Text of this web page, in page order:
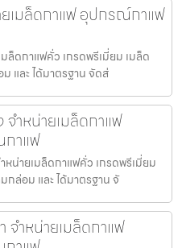
ยเมล็ดกาแฟ อุปกรณ์กาแฟ
ล็ดกาแฟคั่ว เกรดพรีเมี่ยม เมล็ด
และ ได้มาตรฐาน จัดส่
ำหน่ายเมล็ดกาแฟ
าแฟ
น่ายเมล็ดกาแฟคั่ว เกรดพรีเมี่ยม
ล่อม และ ได้มาตรฐาน จั
จำหน่ายเมล็ดกาแฟ